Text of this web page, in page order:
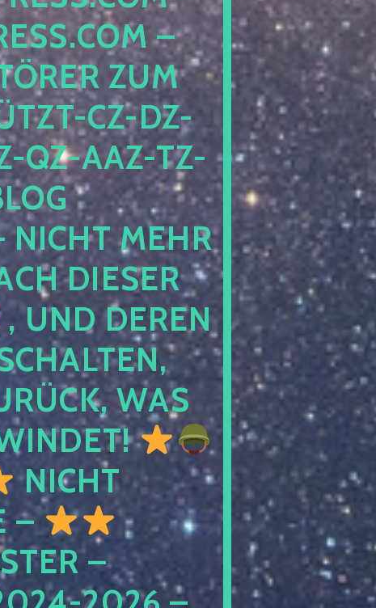
– A
ZUM S
CZ-DZ-ZZ
AAZ-TZ-HZ
PE
MEHR BE
NA
DEREN KI
EH
WAS AU
NICHT
–
– S